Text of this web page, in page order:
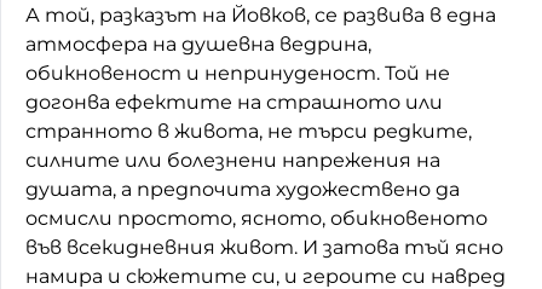
А той, разказът на Йовков, се развива в една
атмосфера на душевна ведрина,
обикновеност и непринуденост. Той не
догонва ефектите на страшното или
странното в живота, не търси редките,
силните или болезнени напрежения на
душата, а предпочита художествено да
осмисли простото, ясното, обикновеното
във всекидневния живот. И затова тъй ясно
намира и сюжетите си, и героите си навред